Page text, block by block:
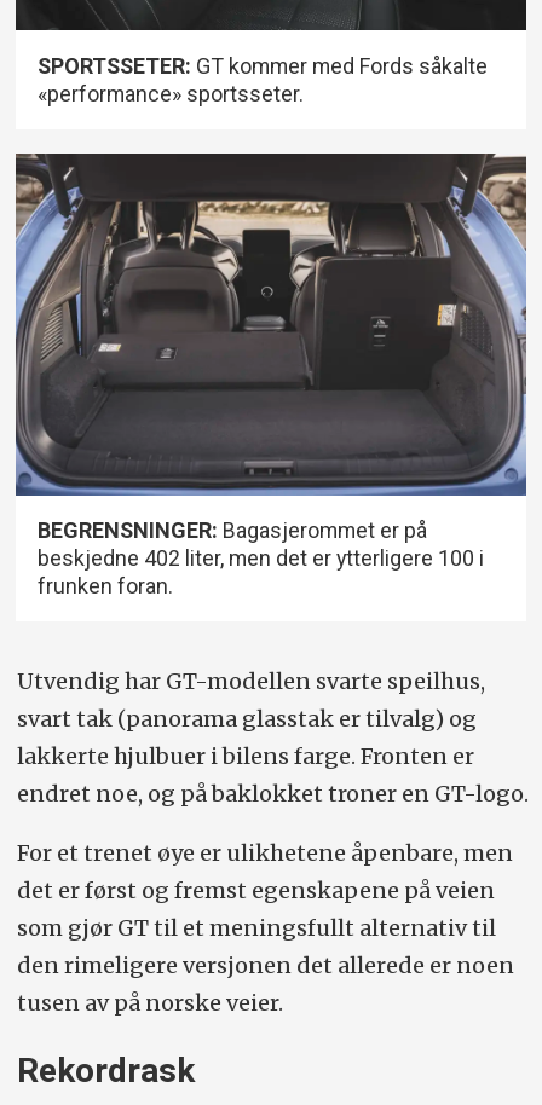
SPORTSSETER: GT kommer med Fords såkalte
«performance» sportsseter.
BEGRENSNINGER: Bagasjerommet er på
beskjedne 402 liter, men det er ytterligere 100 i
frunken foran.
Utvendig har GT-modellen svarte speilhus,
svart tak (panorama glasstak er tilvalg) og
lakkerte hjulbuer i bilens farge. Fronten er
endret noe, og på baklokket troner en GT-logo.
For et trenet øye er ulikhetene åpenbare, men
det er først og fremst egenskapene på veien
som gjør GT til et meningsfullt alternativ til
den rimeligere versjonen det allerede er noen
tusen av på norske veier.
Rekordrask